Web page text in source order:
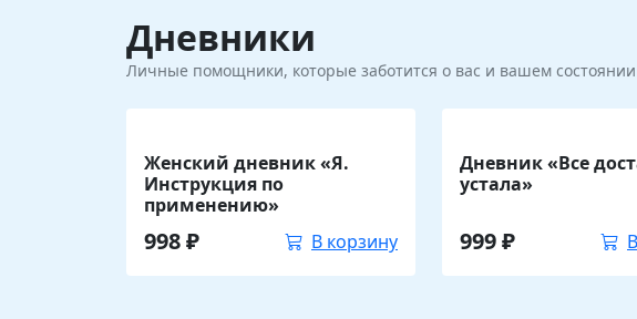
Дневники
Личные помощники, которые заботится о вас и вашем состоянии
Женский дневник «Я.
Инструкция по
применению»
998₽ В корзину
Дневник «Все
устала»
999₽